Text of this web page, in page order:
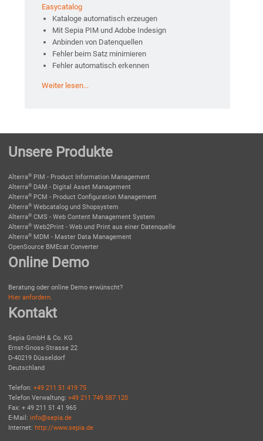
Easycatalog
Kataloge automatisch erzeugen
Mit Sepia PIM und Adobe Indesign
Anbinden von Datenquellen
Fehler beim Satz minimieren
Fehler automatisch erkennen
Weiter lesen...
Unsere Produkte
Alterra® PIM - Product Information Management
Alterra® DAM - Digital Asset Management
Alterra® PCM - Product Configuration Management
Alterra® Webcatalog und Shopsystem
Alterra® CMS - Web Content Management System
Alterra® Web2Print - Web und Print aus einer Datenquelle
Alterra® MDM - Master Data Management
OpenSource BMEcat Converter
Online Demo
Beratung oder online Demo erwünscht?
Hier anfordern.
Kontakt
Sepia GmbH & Co. KG
Ernst-Gnoss-Strasse 22
D-40219 Düsseldorf
Deutschland
Telefon: +49 211 51 419 75
Telefon Verwaltung: +49 211 749 587 120
Fax: + 49 211 51 41 965
E-Mail: info@sepia.de
Internet: http://www.sepia.de